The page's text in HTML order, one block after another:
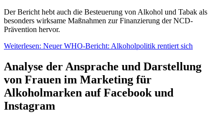
Der Bericht hebt auch die Besteuerung von Alkohol und Tabak als
besonders wirksame Maßnahmen zur Finanzierung der NCD-
Prävention hervor.
Weiterlesen: Neuer WHO-Bericht: Alkoholpolitik rentiert sich
Analyse der Ansprache und Darstellung
von Frauen im Marketing für
Alkoholmarken auf Facebook und
Instagram